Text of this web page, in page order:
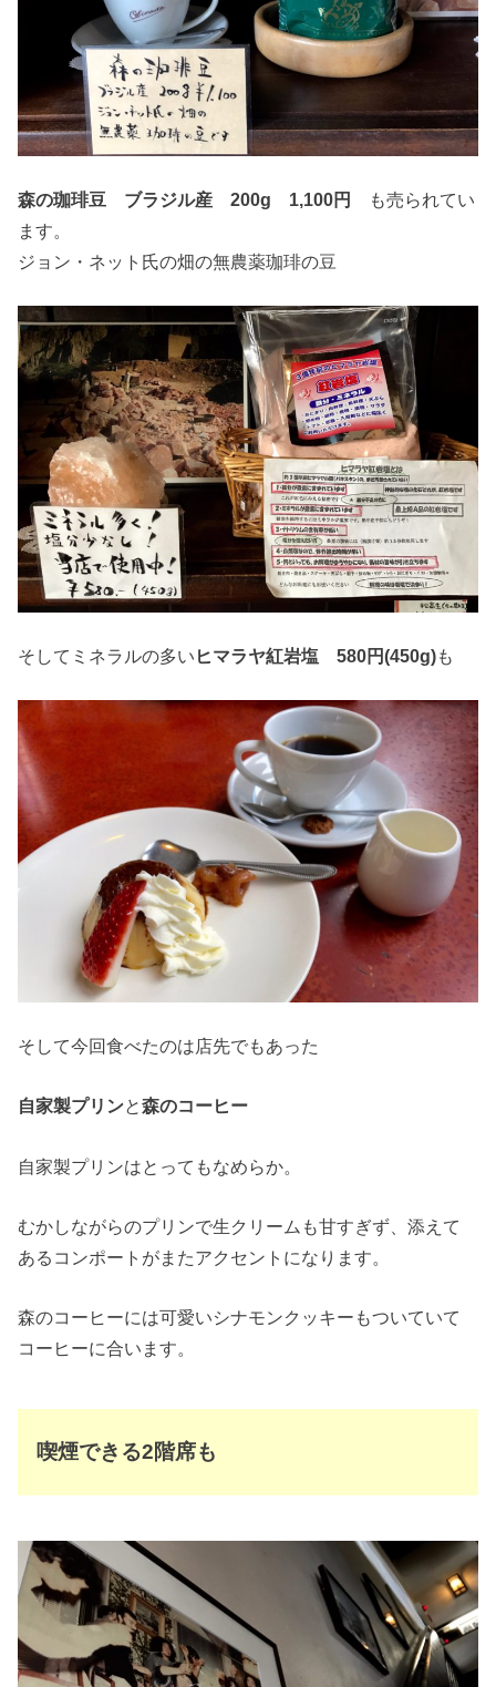
森の珈琲豆 ブラジル産 200g 1,100円
も売られてい
ます。
ジョン・ネット氏の畑の無農薬珈琲の豆
そしてミネラルの多い ヒマラヤ紅岩塩 580円(450g)も
そして今回食べたのは店先でもあった
自家製プリンと森のコーヒー
自家製プリンはとってもなめらか。
むかしながらのプリンで生クリームも甘すぎず、添えて
あるコンポートがまたアクセントになります。
森のコーヒーには可愛いシナモンクッキーもついていて
コーヒーに合います。
喫煙できる2階席も